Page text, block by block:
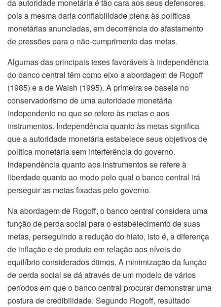
da autoridade monetária é tão cara aos seus defensores,
pois a mesma daria confiabilidade plena às políticas
monetárias anunciadas, em decorrência do afastamento
de pressões para o não-cumprimento das metas.
Algumas das principais teses favoráveis à independência
do banco central têm como eixo a abordagem de Rogoff
(1985) e a de Walsh (1995). A primeira se baseia no
conservadorismo de uma autoridade monetária
independente no que se refere às metas e aos
instrumentos. Independência quanto às metas significa
que a autoridade monetária estabelece seus objetivos de
política monetária sem interferência do governo.
Independência quanto aos instrumentos se refere à
liberdade quanto ao modo pelo qual o banco central irá
perseguir as metas fixadas pelo governo.
Na abordagem de Rogoff, o banco central considera uma
função de perda social para o estabelecimento de suas
metas, perseguindo a redução do hiato, isto é, a diferença
de inflação e de produto em relação aos níveis de
equilíbrio considerados ótimos. A minimização da função
de perda social se dá através de um modelo de vários
períodos em que o banco central procurar demonstrar uma
postura de credibilidade. Segundo Rogoff, resultado